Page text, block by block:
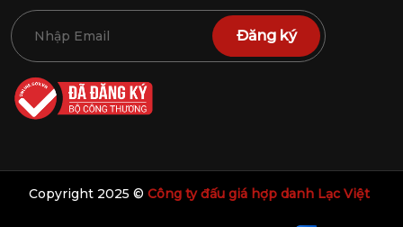
Đăng ký
Copyright 2025 © Công ty đấu giá hợp danh Lạc Việt